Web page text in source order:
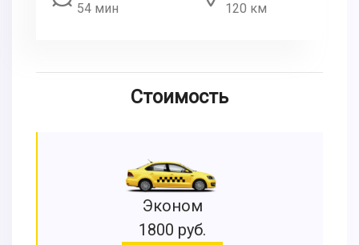
54 мин
120 км
Стоимость
Эконом
1800 руб.